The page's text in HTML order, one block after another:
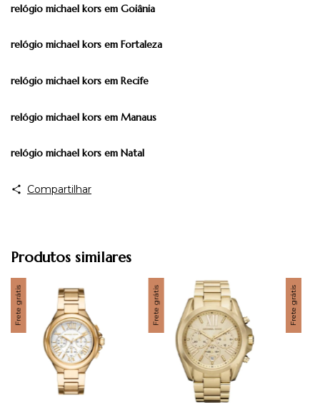
relógio michael kors em Goiânia
relógio michael kors em Fortaleza
relógio michael kors em Recife
relógio michael kors em Manaus
relógio michael kors em Natal
Compartilhar
Produtos similares
Frete grátis Frete grátis Frete grátis